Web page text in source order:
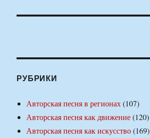
РУБРИКИ
Авторская песня в регионах(107)
Авторская песня как движение(120)
Авторская песня как искусство(169)